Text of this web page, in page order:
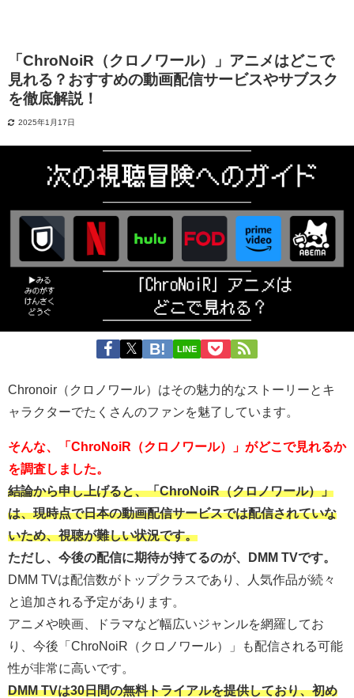
「ChroNoiR（クロノワール）」アニメはどこで
見れる？おすすめの動画配信サービスやサブスク
を徹底解説！
2025年1月17日
LINE
Chronoir（クロノワール）はその魅力的なストーリーとキ
ャラクターでたくさんのファンを魅了しています。
そんな、「ChroNoiR（クロノワール）」がどこで見れるか
を調査しました。
結論から申し上げると、「ChroNoiR（クロノワール）」
は、現時点で日本の動画配信サービスでは配信されていな
いため、視聴が難しい状況です。
ただし、今後の配信に期待が持てるのが、DMM TVです。
DMM TVは配信数がトップクラスであり、人気作品が続々
と追加される予定があります。
アニメや映画、ドラマなど幅広いジャンルを網羅してお
り、今後「ChroNoiR（クロノワール）」も配信される可能
性が非常に高いです。
DMM TVは30日間の無料トライアルを提供しており、初め